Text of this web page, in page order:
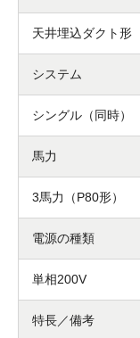
天井埋込ダクト形
システム
シングル（同時）
馬力
3馬力（P80形）
電源の種類
単相200V
特長／備考